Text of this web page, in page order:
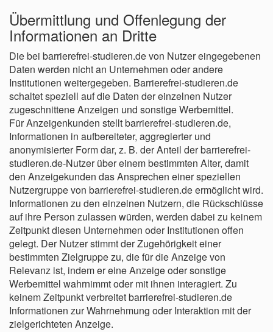
Übermittlung und Offenlegung der
Informationen an Dritte
Die bei barrierefrei-studieren.de von Nutzer eingegebenen
Daten werden nicht an Unternehmen oder andere
Institutionen weitergegeben. Barrierefrei-studieren.de
schaltet speziell auf die Daten der einzelnen Nutzer
zugeschnittene Anzeigen und sonstige Werbemittel.
Für Anzeigenkunden stellt barrierefrei-studieren.de,
Informationen in aufbereiteter, aggregierter und
anonymisierter Form dar, z. B. der Anteil der barrierefrei-
studieren.de-Nutzer über einem bestimmten Alter, damit
den Anzeigekunden das Ansprechen einer speziellen
Nutzergruppe von barrierefrei-studieren.de ermöglicht wird.
Informationen zu den einzelnen Nutzern, die Rückschlüsse
auf ihre Person zulassen würden, werden dabei zu keinem
Zeitpunkt diesen Unternehmen oder Institutionen offen
gelegt. Der Nutzer stimmt der Zugehörigkeit einer
bestimmten Zielgruppe zu, die für die Anzeige von
Relevanz ist, indem er eine Anzeige oder sonstige
Werbemittel wahrnimmt oder mit ihnen interagiert. Zu
keinem Zeitpunkt verbreitet barrierefrei-studieren.de
Informationen zur Wahrnehmung oder Interaktion mit der
zielgerichteten Anzeige.